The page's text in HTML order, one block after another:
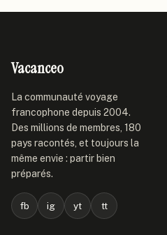
Vacanceo
La communauté voyage
francophone depuis 2004.
Des millions de membres, 180
pays racontés, et toujours la
même envie : partir bien
préparés.
fb ig yt tt